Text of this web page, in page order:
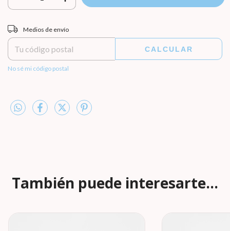
Entregas para el CP:
Medios de envío
CALCULAR
No sé mi código postal
También puede interesarte...